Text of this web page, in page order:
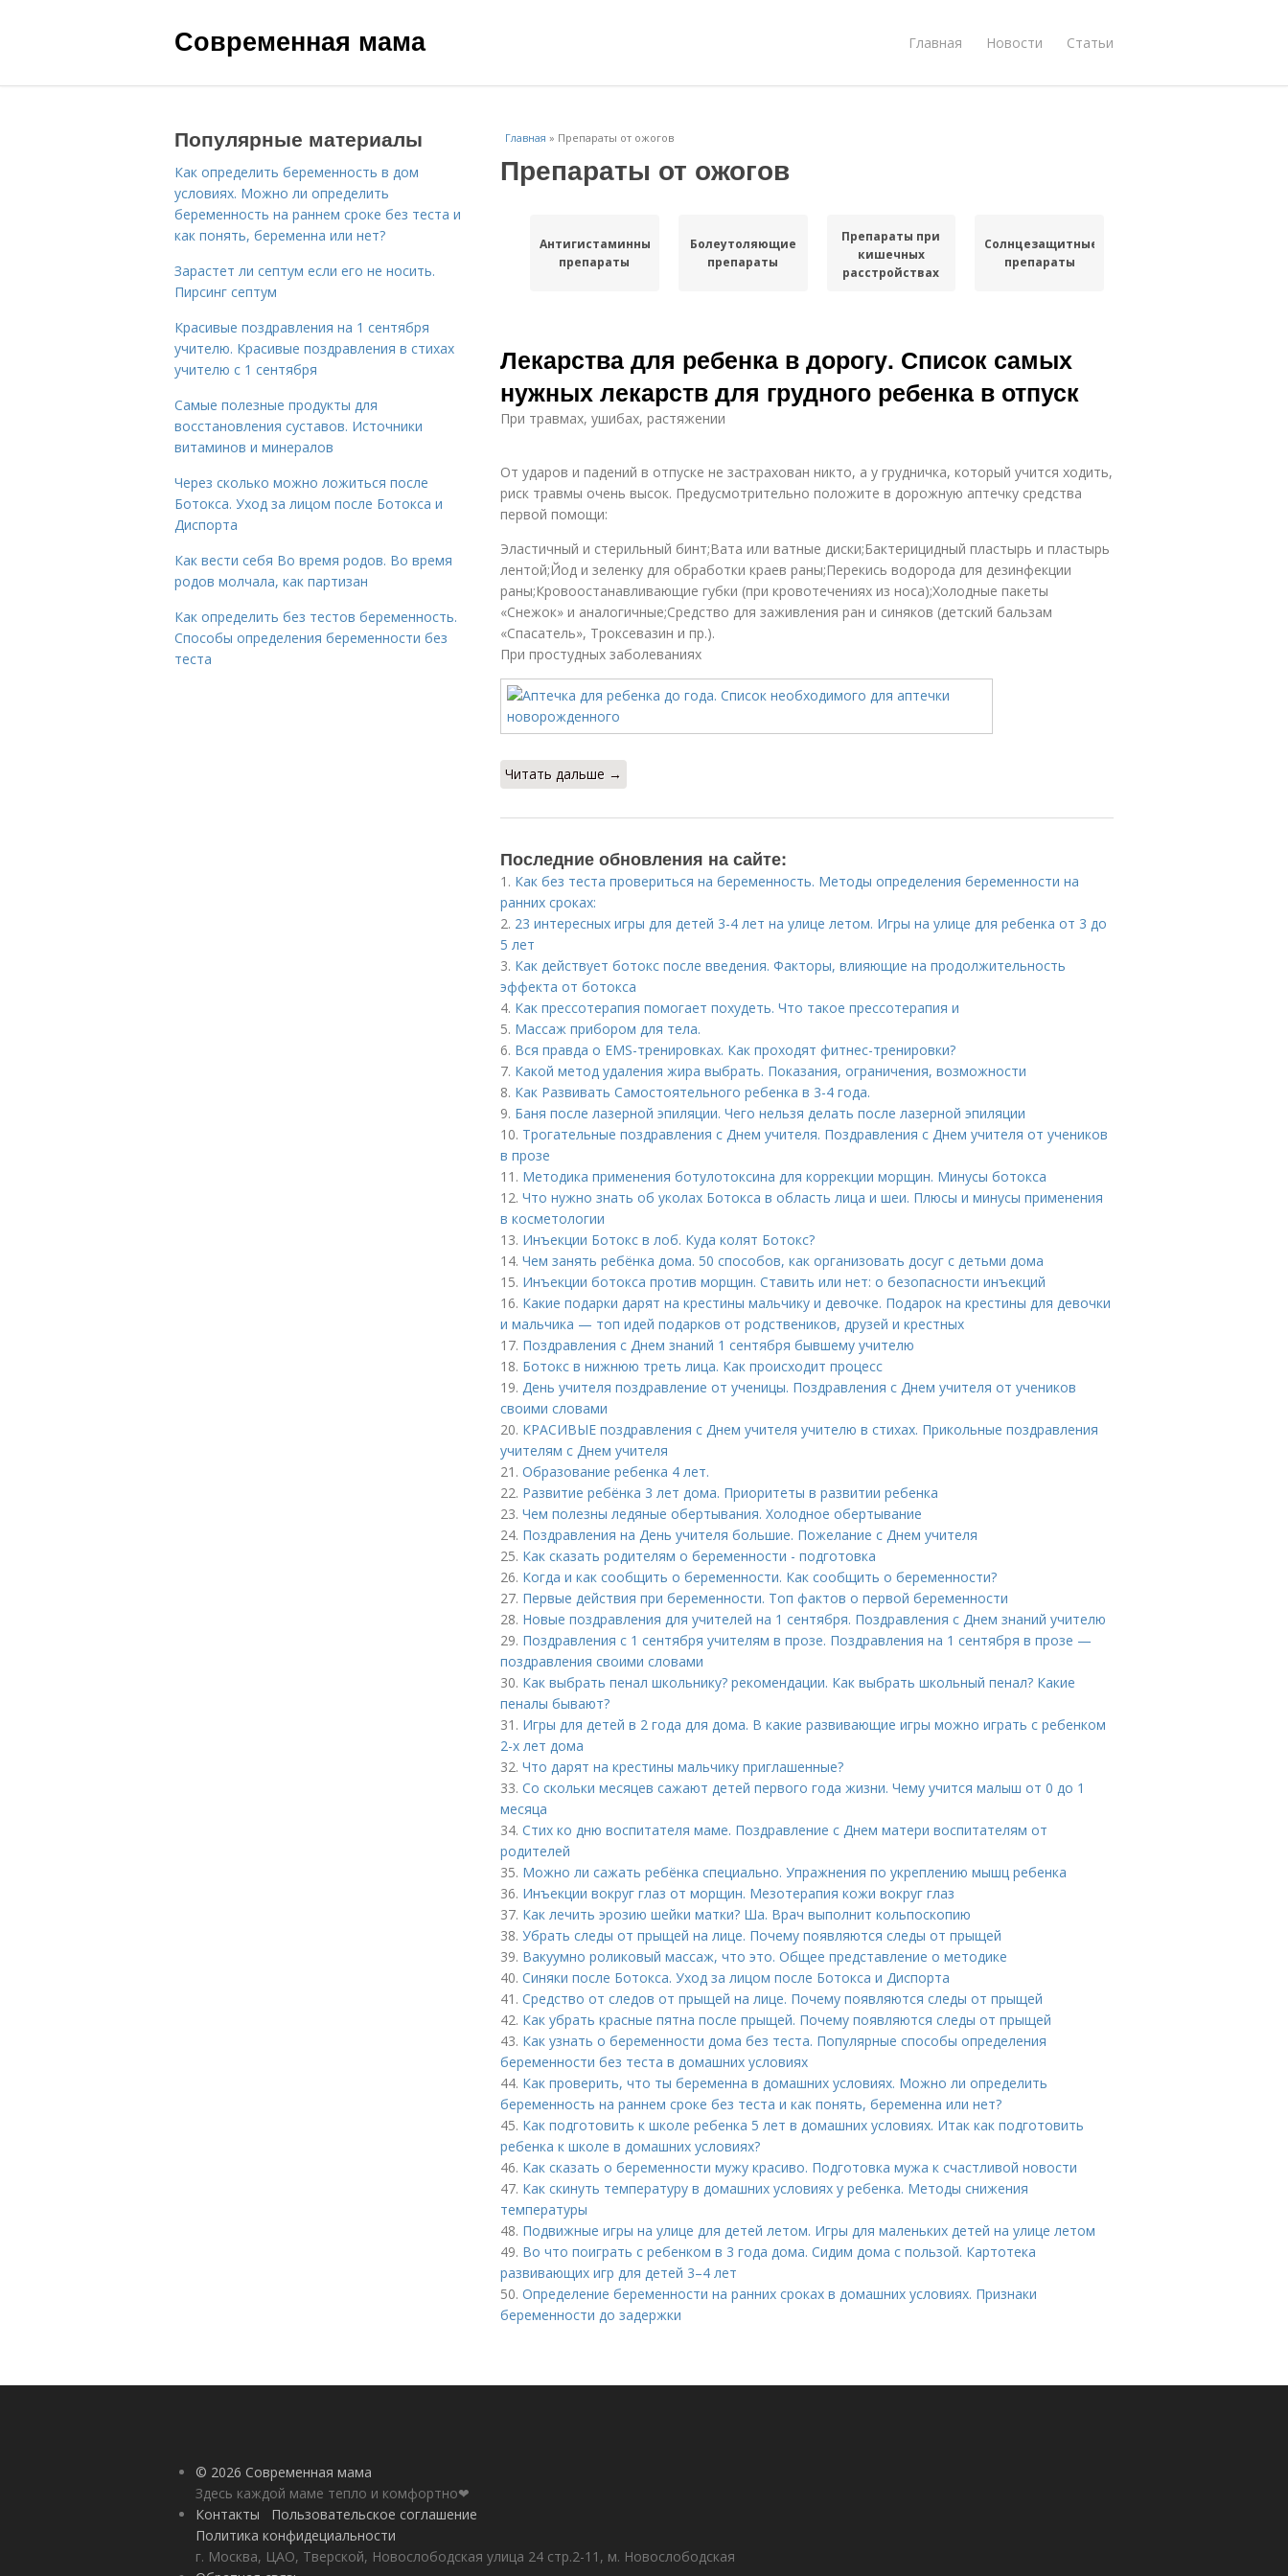
Современная мама Главная Новости Статьи
Главная » Препараты от ожогов
Препараты от ожогов
Антигистаминные
препараты
Болеутоляющие
препараты
Препараты при
кишечных
расстройствах
Солнцезащитные
препараты
Лекарства для ребенка в дорогу. Список самых
нужных лекарств для грудного ребенка в отпуск
При травмах, ушибах, растяжении
От ударов и падений в отпуске не застрахован никто, а у грудничка, который учится ходить,
риск травмы очень высок. Предусмотрительно положите в дорожную аптечку средства
первой помощи:
Эластичный и стерильный бинт;Вата или ватные диски;Бактерицидный пластырь и пластырь
лентой;Йод и зеленку для обработки краев раны;Перекись водорода для дезинфекции
раны;Кровоостанавливающие губки (при кровотечениях из носа);Холодные пакеты
«Снежок» и аналогичные;Средство для заживления ран и синяков (детский бальзам
«Спасатель», Троксевазин и пр.).
При простудных заболеваниях
Читать дальше →
Последние обновления на сайте:
1. Как без теста провериться на беременность. Методы определения беременности на
ранних сроках:
2. 23 интересных игры для детей 3-4 лет на улице летом. Игры на улице для ребенка от 3 до
5 лет
3. Как действует ботокс после введения. Факторы, влияющие на продолжительность
эффекта от ботокса
4. Как прессотерапия помогает похудеть. Что такое прессотерапия и
5. Массаж прибором для тела.
6. Вся правда о EMS-тренировках. Как проходят фитнес-тренировки?
7. Какой метод удаления жира выбрать. Показания, ограничения, возможности
8. Как Развивать Самостоятельного ребенка в 3-4 года.
9. Баня после лазерной эпиляции. Чего нельзя делать после лазерной эпиляции
10. Трогательные поздравления с Днем учителя. Поздравления с Днем учителя от учеников
в прозе
11. Методика применения ботулотоксина для коррекции морщин. Минусы ботокса
12. Что нужно знать об уколах Ботокса в область лица и шеи. Плюсы и минусы применения
в косметологии
13. Инъекции Ботокс в лоб. Куда колят Ботокс?
14. Чем занять ребёнка дома. 50 способов, как организовать досуг с детьми дома
15. Инъекции ботокса против морщин. Ставить или нет: о безопасности инъекций
16. Какие подарки дарят на крестины мальчику и девочке. Подарок на крестины для девочки
и мальчика — топ идей подарков от родствеников, друзей и крестных
17. Поздравления с Днем знаний 1 сентября бывшему учителю
18. Ботокс в нижнюю треть лица. Как происходит процесс
19. День учителя поздравление от ученицы. Поздравления с Днем учителя от учеников
своими словами
20. КРАСИВЫЕ поздравления с Днем учителя учителю в стихах. Прикольные поздравления
учителям с Днем учителя
21. Образование ребенка 4 лет.
22. Развитие ребёнка 3 лет дома. Приоритеты в развитии ребенка
23. Чем полезны ледяные обертывания. Холодное обертывание
24. Поздравления на День учителя большие. Пожелание с Днем учителя
25. Как сказать родителям о беременности - подготовка
26. Когда и как сообщить о беременности. Как сообщить о беременности?
27. Первые действия при беременности. Топ фактов о первой беременности
28. Новые поздравления для учителей на 1 сентября. Поздравления с Днем знаний учителю
29. Поздравления с 1 сентября учителям в прозе. Поздравления на 1 сентября в прозе —
поздравления своими словами
30. Как выбрать пенал школьнику? рекомендации. Как выбрать школьный пенал? Какие
пеналы бывают?
31. Игры для детей в 2 года для дома. В какие развивающие игры можно играть с ребенком
2-х лет дома
32. Что дарят на крестины мальчику приглашенные?
33. Со скольки месяцев сажают детей первого года жизни. Чему учится малыш от 0 до 1
месяца
34. Стих ко дню воспитателя маме. Поздравление с Днем матери воспитателям от
родителей
35. Можно ли сажать ребёнка специально. Упражнения по укреплению мышц ребенка
36. Инъекции вокруг глаз от морщин. Мезотерапия кожи вокруг глаз
37. Как лечить эрозию шейки матки? Ша. Врач выполнит кольпоскопию
38. Убрать следы от прыщей на лице. Почему появляются следы от прыщей
39. Вакуумно роликовый массаж, что это. Общее представление о методике
40. Синяки после Ботокса. Уход за лицом после Ботокса и Диспорта
41. Средство от следов от прыщей на лице. Почему появляются следы от прыщей
42. Как убрать красные пятна после прыщей. Почему появляются следы от прыщей
43. Как узнать о беременности дома без теста. Популярные способы определения
беременности без теста в домашних условиях
44. Как проверить, что ты беременна в домашних условиях. Можно ли определить
беременность на раннем сроке без теста и как понять, беременна или нет?
45. Как подготовить к школе ребенка 5 лет в домашних условиях. Итак как подготовить
ребенка к школе в домашних условиях?
46. Как сказать о беременности мужу красиво. Подготовка мужа к счастливой новости
47. Как скинуть температуру в домашних условиях у ребенка. Методы снижения
температуры
48. Подвижные игры на улице для детей летом. Игры для маленьких детей на улице летом
49. Во что поиграть с ребенком в 3 года дома. Сидим дома с пользой. Картотека
развивающих игр для детей 3–4 лет
50. Определение беременности на ранних сроках в домашних условиях. Признаки
беременности до задержки
Популярные материалы
Как определить беременность в дом
условиях. Можно ли определить
беременность на раннем сроке без теста и
как понять, беременна или нет?
Зарастет ли септум если его не носить.
Пирсинг септум
Красивые поздравления на 1 сентября
учителю. Красивые поздравления в стихах
учителю с 1 сентября
Самые полезные продукты для
восстановления суставов. Источники
витаминов и минералов
Через сколько можно ложиться после
Ботокса. Уход за лицом после Ботокса и
Диспорта
Как вести себя Во время родов. Во время
родов молчала, как партизан
Как определить без тестов беременность.
Способы определения беременности без
теста
© 2026 Современная мама
Здесь каждой маме тепло и комфортно❤
Контакты
Пользовательское соглашение
Политика конфидециальности
г. Москва, ЦАО, Тверской, Новослободская улица 24 стр.2-11, м. Новослободская